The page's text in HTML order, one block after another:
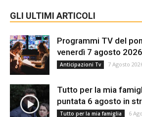
GLI ULTIMI ARTICOLI
Programmi TV del
venerdì 7 agosto 2026
Anticipazioni Tv 7 Agosto
Tutto per la mia
puntata 6 agosto in
Tutto per la mia famiglia 6